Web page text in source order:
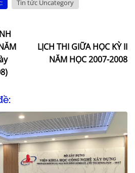
Tin tức Uncategory
LỊCH THI GIỮA HỌC KỲ II
NĂM HỌC 2007-2008